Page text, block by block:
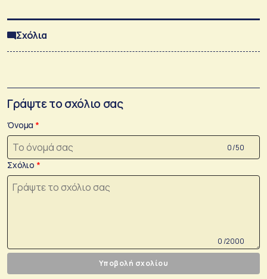
Σχόλια
Γράψτε το σχόλιο σας
Όνομα
0 /50
Σχόλιο
0 /2000
Υποβολή σχολίου